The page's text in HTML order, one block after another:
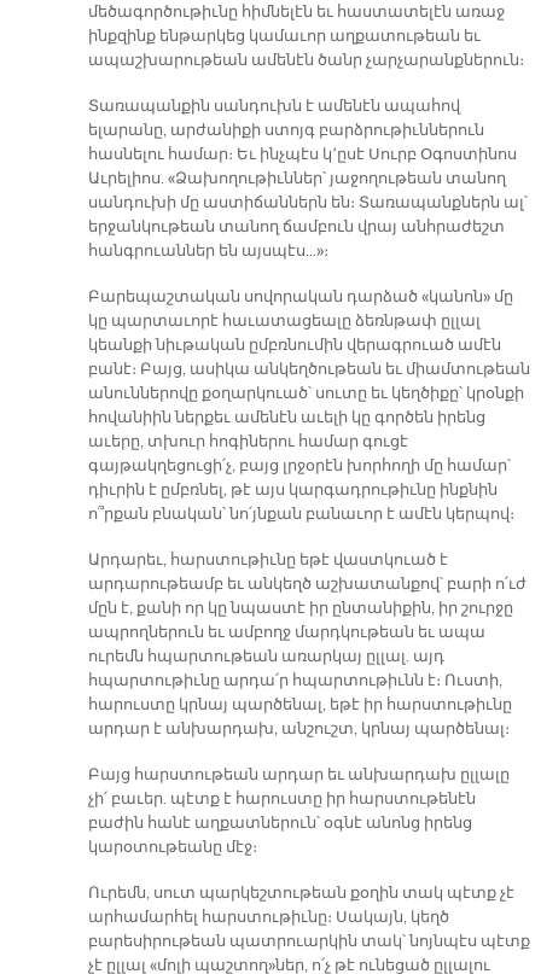
մեծագործութիւնը հիմնելէն եւ հաստատելէն առաջ
ինքզինք ենթարկեց կամաւոր աղքատութեան եւ
ապաշխարութեան ամենէն ծանր չարչարանքներուն։
Տառապանքին սանդուխն է ամենէն ապահով
ելարանը, արժանիքի ստոյգ բարձրութիւններուն
հասնելու համար։ Եւ ինչպէս կ՚ըսէ Սուրբ Օգոստինոս
Աւրելիոս. «Ձախողութիւններ՝ յաջողութեան տանող
սանդուխի մը աստիճաններն են։ Տառապանքներն ալ՝
երջանկութեան տանող ճամբուն վրայ անհրաժեշտ
հանգրուաններ են այսպէս…»։
Բարեպաշտական սովորական դարձած «կանոն» մը
կը պարտաւորէ հաւատացեալը ձեռնթափ ըլլալ
կեանքի նիւթական ըմբռնումին վերագրուած ամէն
բանէ։ Բայց, ասիկա անկեղծութեան եւ միամտութեան
անուններովը քօղարկուած՝ սուտը եւ կեղծիքը՝ կրօնքի
հովանիին ներքեւ ամենէն աւելի կը գործեն իրենց
աւերը, տխուր հոգիներու համար գուցէ
գայթակղեցուցի՛չ, բայց լրջօրէն խորհողի մը համար՝
դիւրին է ըմբռնել, թէ այս կարգադրութիւնը ինքնին
ո՞րքան բնական՝ նո՛յնքան բանաւոր է ամէն կերպով։
Արդարեւ, հարստութիւնը եթէ վաստկուած է
արդարութեամբ եւ անկեղծ աշխատանքով՝ բարի ո՛ւժ
մըն է, քանի որ կը նպաստէ իր ընտանիքին, իր շուրջը
ապրողներուն եւ ամբողջ մարդկութեան եւ ապա
ուրեմն հպարտութեան առարկայ ըլլալ. այդ
հպարտութիւնը արդա՛ր հպարտութիւնն է։ Ուստի,
հարուստը կրնայ պարծենալ, եթէ իր հարստութիւնը
արդար է անխարդախ, անշուշտ, կրնայ պարծենալ։
Բայց հարստութեան արդար եւ անխարդախ ըլլալը
չի՛ բաւեր. պէտք է հարուստը իր հարստութենէն
բաժին հանէ աղքատներուն՝ օգնէ անոնց իրենց
կարօտութեանը մէջ։
Ուրեմն, սուտ պարկեշտութեան քօղին տակ պէտք չէ
արհամարհել հարստութիւնը։ Սակայն, կեղծ
բարեսիրութեան պատրուարկին տակ՝ նոյնպէս պէտք
չէ ըլլալ «մոլի պաշտող»ներ, ո՛չ թէ ունեցած ըլլալու